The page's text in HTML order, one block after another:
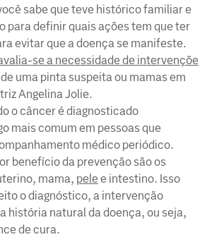
sabe que teve histórico familiar e
para definir quais ações tem que ter
evitar que a doença se manifeste.
se a necessidade de intervençõe
uma pinta suspeita ou mamas em
Angelina Jolie.
o câncer é diagnosticado
mais comum em pessoas que
médico periódico.
benefício da prevenção são os
mama, pelee intestino. Isso
o diagnóstico, a intervenção
história natural da doença, ou seja,
de cura.